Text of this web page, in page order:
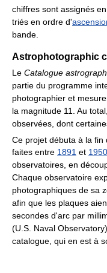
chiffres sont assignés
triés en ordre d'
bande.
Astrophotographic
Le Catalogue
partie du programme
photographier et
la magnitude 11. Au
observées, dont
Ce projet débuta à la fin
faites entre 1891 et 1950
observatoires, en
Chaque observatoire
photographiques de sa
afin que les plaques
secondes d'arc par
(U.S. Naval
catalogue, qui en est à